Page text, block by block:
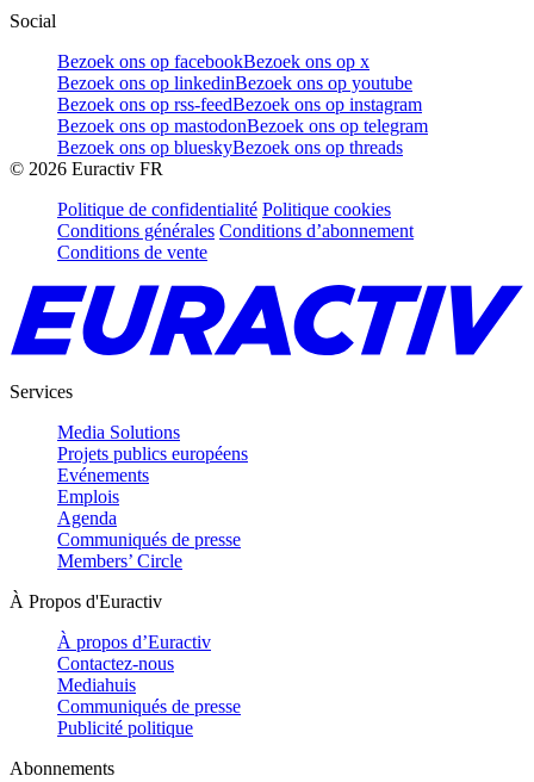
Social
Bezoek ons op facebookBezoek ons op x
Bezoek ons op linkedinBezoek ons op youtube
Bezoek ons op rss-feedBezoek ons op instagram
Bezoek ons op mastodonBezoek ons op telegram
Bezoek ons op blueskyBezoek ons op threads
© 2026 Euractiv FR
Politique de confidentialité Politique cookies
Conditions générales Conditions d’abonnement
Conditions de vente
Services
Media Solutions
Projets publics européens
Evénements
Emplois
Agenda
Communiqués de presse
Members’ Circle
À Propos d'Euractiv
À propos d’Euractiv
Contactez-nous
Mediahuis
Communiqués de presse
Publicité politique
Abonnements